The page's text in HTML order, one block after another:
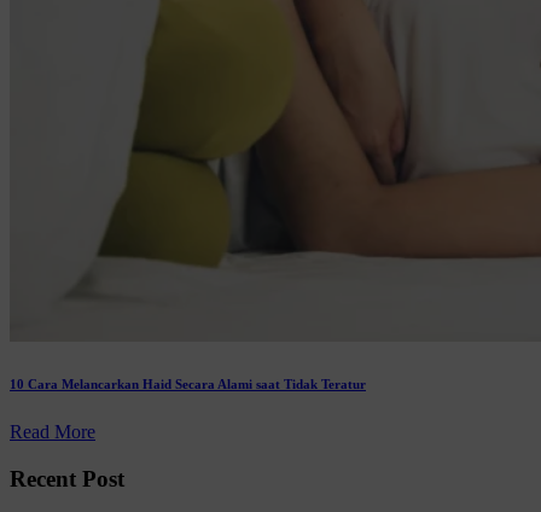
10 Cara Melancarkan Haid Secara Alami saat Tidak Teratur
Read More
Recent Post